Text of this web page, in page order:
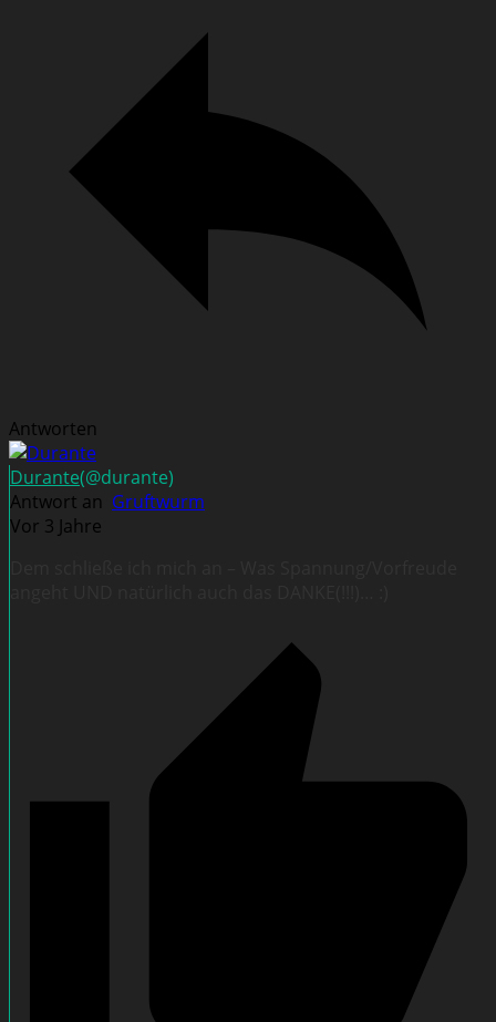
Antworten
Durante(@durante)
Antwort an Gruftwurm
Vor 3 Jahre